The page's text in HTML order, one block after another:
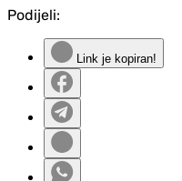
Podijeli:
Link je kopiran!